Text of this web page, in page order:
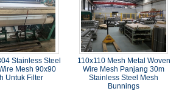
Stainless Steel
Mesh 90x90
Untuk Filter
110x110 Mesh Metal Woven
Wire Mesh Panjang 30m
Stainless Steel Mesh
Bunnings